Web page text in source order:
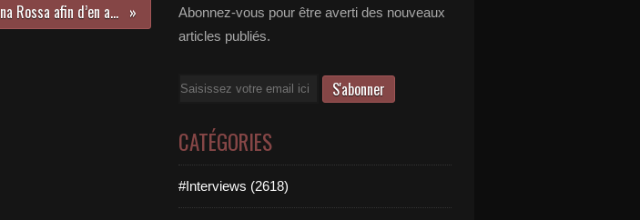
Rencontre avec Hugo Jardin au Studio Luna Rossa afin d’en apprendre plus sur son premier EP à paraître prochainement !
Abonnez-vous pour être averti des nouveaux
articles publiés.
Email
CATÉGORIES
#Interviews (2618)